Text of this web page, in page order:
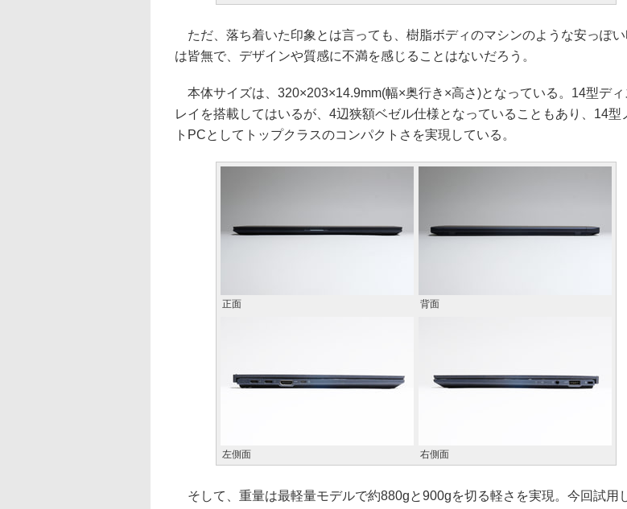
ただ、落ち着いた印象とは言っても、樹脂ボディのマシンのような安っぽい
は皆無で、デザインや質感に不満を感じることはないだろう。
本体サイズは、320×203×14.9mm(幅×奥行き×高さ)となっている。14型ディ
レイを搭載してはいるが、4辺狭額ベゼル仕様となっていることもあり、14型
トPCとしてトップクラスのコンパクトさを実現している。
正面 背面
左側面 右側面
そして、重量は最軽量モデルで約880gと900gを切る軽さを実現。今回試用